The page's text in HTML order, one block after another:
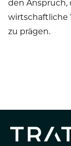
wirtschaftliche
zu prägen.